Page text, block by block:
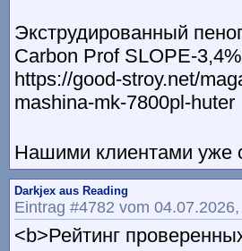
Экструдированный
Carbon Prof SLOPE-
https://good-stroy.net/
mashina-mk-7800pl-huter
Нашими клиентами уже
Darkjex aus Reading
Eintrag #4782 vom
<b>Рейтинг